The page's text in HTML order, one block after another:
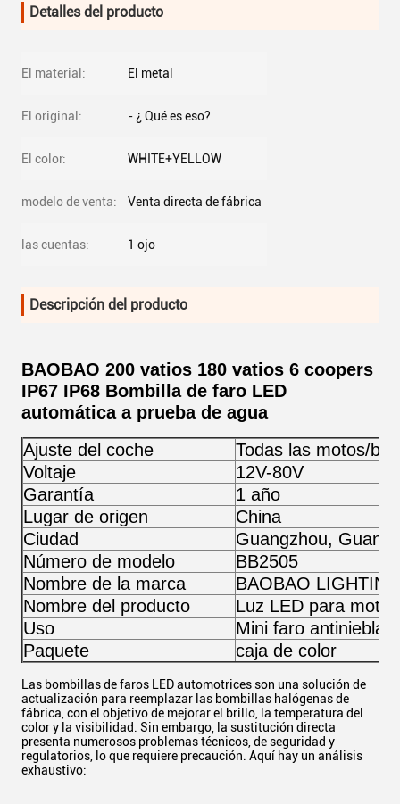
Detalles del producto
El material: El metal
El original: - ¿ Qué es eso?
El color: WHITE+YELLOW
modelo de venta: Venta directa de fábrica
las cuentas: 1 ojo
Descripción del producto
BAOBAO 200 vatios 180 vatios 6 coopers
IP67 IP68 Bombilla de faro LED
automática a prueba de agua
Ajuste del coche
Todas las motos/
Voltaje
12V-80V
Garantía
1 año
Lugar de origen
China
Ciudad
Guangzhou,
Número de modelo
BB2505
Nombre de la marca
BAOBAO LIGHTING
Nombre del producto
Luz LED para
Uso
Mini faro antiniebla
Paquete
caja de color
Las bombillas de faros LED automotrices son una solución de
actualización para reemplazar las bombillas halógenas de
fábrica, con el objetivo de mejorar el brillo, la temperatura del
color y la visibilidad. Sin embargo, la sustitución directa
presenta numerosos problemas técnicos, de seguridad y
regulatorios, lo que requiere precaución. Aquí hay un análisis
exhaustivo: